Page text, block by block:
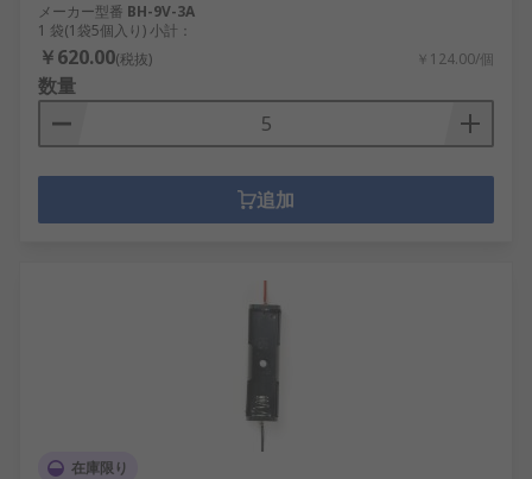
メーカー型番 BH-9V-3A
1 袋(1袋5個入り) 小計：
￥620.00(税抜) ￥124.00/個
数量
追加
在庫限り